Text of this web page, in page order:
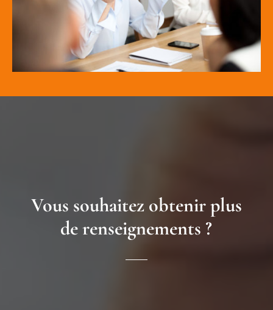
Vous souhaitez obtenir plus
de renseignements ?